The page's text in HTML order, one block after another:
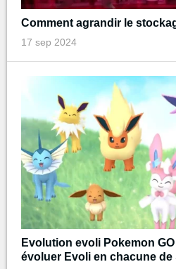
Comment agrandir le
17 sep 2024
Evolution evoli Pokemon
évoluer Evoli en chacune